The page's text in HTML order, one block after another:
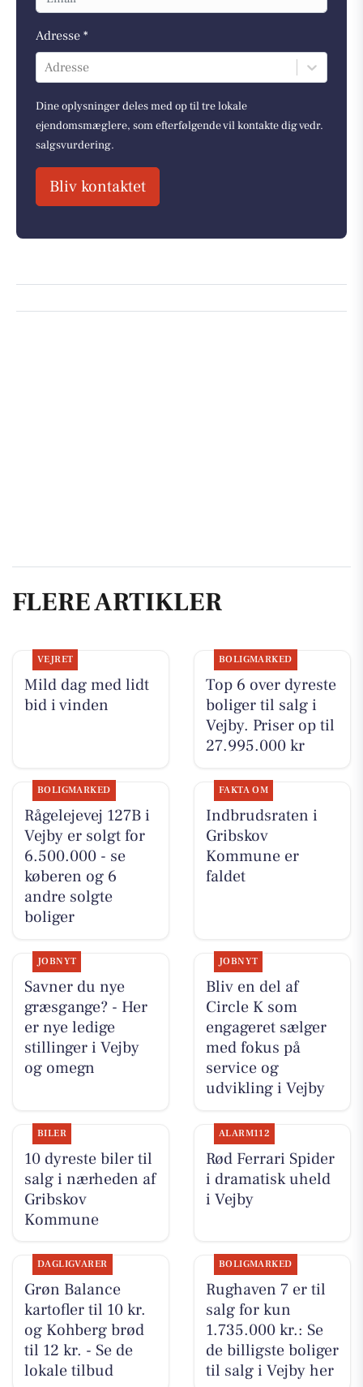
Adresse *
Adresse
Dine oplysninger deles med op til tre lokale
ejendomsmæglere, som efterfølgende vil kontakte dig vedr.
salgsvurdering.
Bliv kontaktet
FLERE ARTIKLER
VEJRET
Mild dag med lidt
bid i vinden
BOLIGMARKED
Top 6 over dyreste
boliger til salg i
Vejby. Priser op til
27.995.000 kr
BOLIGMARKED
Rågelejevej 127B i
Vejby er solgt for
6.500.000 - se
køberen og 6
andre solgte
boliger
FAKTA OM
Indbrudsraten i
Gribskov
Kommune er
faldet
JOBNYT
Savner du nye
græsgange? - Her
er nye ledige
stillinger i Vejby
og omegn
JOBNYT
Bliv en del af
Circle K som
engageret sælger
med fokus på
service og
udvikling i Vejby
BILER
10 dyreste biler til
salg i nærheden af
Gribskov
Kommune
ALARM112
Rød Ferrari Spider
i dramatisk uheld
i Vejby
DAGLIGVARER
Grøn Balance
kartofler til 10 kr.
og Kohberg brød
til 12 kr. - Se de
lokale tilbud
BOLIGMARKED
Rughaven 7 er til
salg for kun
1.735.000 kr.: Se
de billigste boliger
til salg i Vejby her